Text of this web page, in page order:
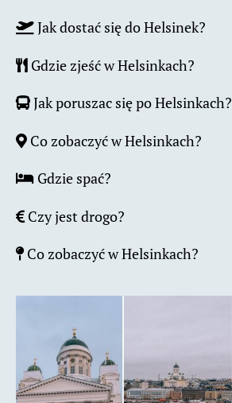
Jak dostać się do Helsinek?
Gdzie zjeść w Helsinkach?
Jak poruszac się po Helsinkach?
Co zobaczyć w Helsinkach?
Gdzie spać?
Czy jest drogo?
Co zobaczyć w Helsinkach?